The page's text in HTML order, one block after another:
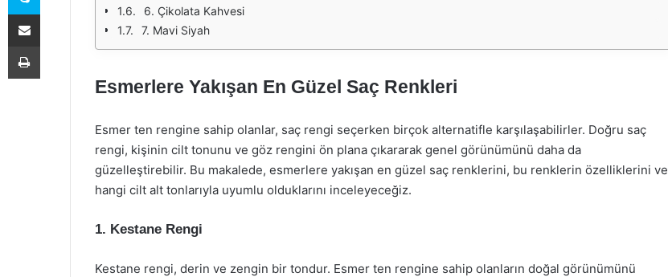
6. Çikolata Kahvesi
7. Mavi Siyah
Esmerlere Yakışan En Güzel Saç Renkleri
Esmer ten rengine sahip olanlar, saç rengi seçerken birçok alternatifle karşılaşabilirler. Doğru saç
rengi, kişinin cilt tonunu ve göz rengini ön plana çıkararak genel görünümünü daha da
güzelleştirebilir. Bu makalede, esmerlere yakışan en güzel saç renklerini, bu renklerin özelliklerini ve
hangi cilt alt tonlarıyla uyumlu olduklarını inceleyeceğiz.
1. Kestane Rengi
Kestane rengi, derin ve zengin bir tondur. Esmer ten rengine sahip olanların doğal görünümünü
E-Posta ile paylaş